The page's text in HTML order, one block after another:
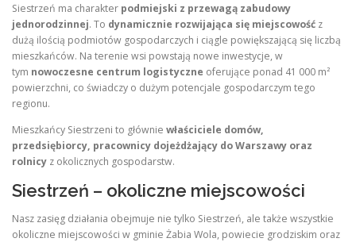
Siestrzeń ma charakter podmiejski z przewagą zabudowy
jednorodzinnej. To dynamicznie rozwijająca się miejscowość z
dużą ilością podmiotów gospodarczych i ciągle powiększającą się liczbą
mieszkańców. Na terenie wsi powstają nowe inwestycje, w
tym nowoczesne centrum logistyczne oferujące ponad 41 000 m²
powierzchni, co świadczy o dużym potencjale gospodarczym tego
regionu.
Mieszkańcy Siestrzeni to głównie właściciele domów,
przedsiębiorcy, pracownicy dojeżdżający do Warszawy oraz
rolnicy z okolicznych gospodarstw.
Siestrzeń – okoliczne miejscowości
Nasz zasięg działania obejmuje nie tylko Siestrzeń, ale także wszystkie
okoliczne miejscowości w gminie Żabia Wola, powiecie grodziskim oraz